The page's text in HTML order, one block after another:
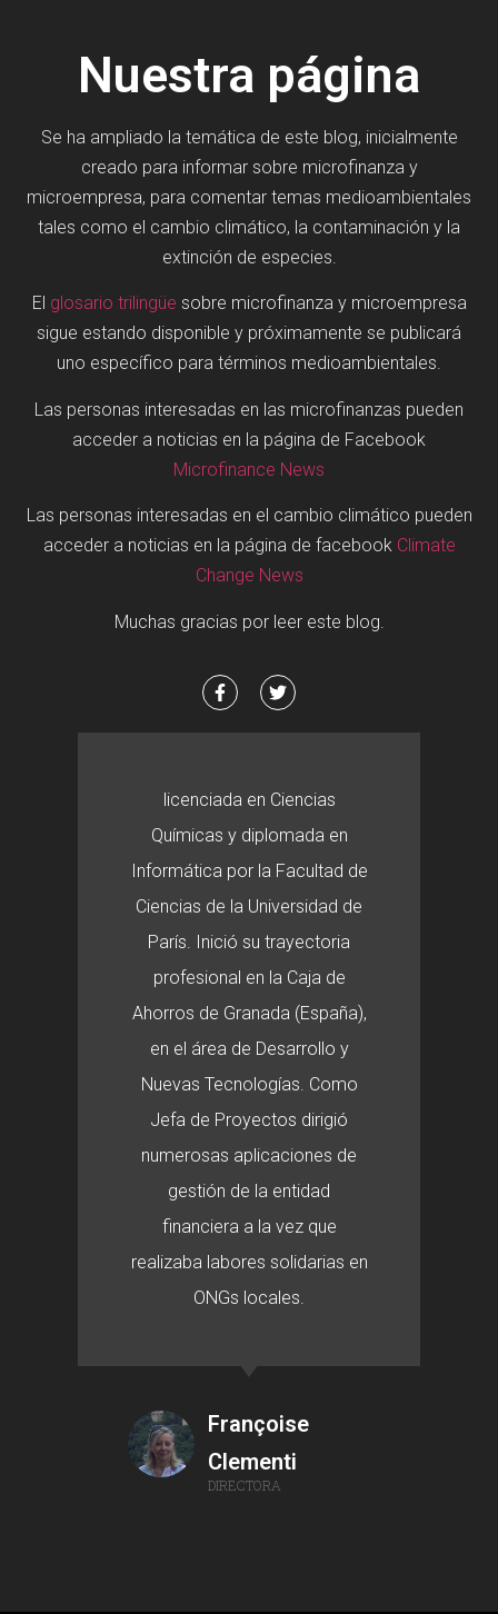
Nuestra página
Se ha ampliado la temática de este blog, inicialmente
creado para informar sobre microfinanza y
microempresa, para comentar temas medioambientales
tales como el cambio climático, la contaminación y la
extinción de especies.
El glosario trilingüe sobre microfinanza y microempresa
sigue estando disponible y próximamente se publicará
uno específico para términos medioambientales.
Las personas interesadas en las microfinanzas pueden
acceder a noticias en la página de Facebook
Microfinance News
Las personas interesadas en el cambio climático pueden
acceder a noticias en la página de facebook Climate
Change News
Muchas gracias por leer este blog.
licenciada en Ciencias
Químicas y diplomada en
Informática por la Facultad de
Ciencias de la Universidad de
París. Inició su trayectoria
profesional en la Caja de
Ahorros de Granada (España),
en el área de Desarrollo y
Nuevas Tecnologías. Como
Jefa de Proyectos dirigió
numerosas aplicaciones de
gestión de la entidad
financiera a la vez que
realizaba labores solidarias en
ONGs locales.
Françoise
Clementi
DIRECTORA